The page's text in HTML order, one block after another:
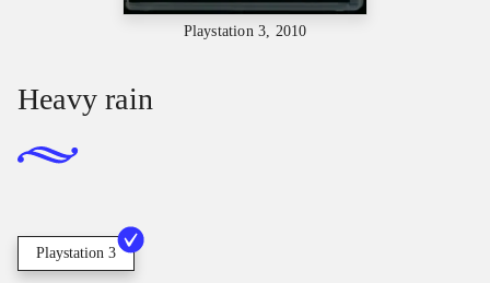
Playstation 3, 2010
Heavy rain
Playstation 3